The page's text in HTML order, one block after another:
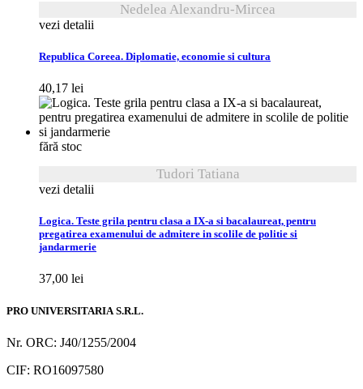
Nedelea Alexandru-Mircea
vezi detalii
Republica Coreea. Diplomatie, economie si cultura
40,17 lei
fără stoc
Tudori Tatiana
vezi detalii
Logica. Teste grila pentru clasa a IX-a si bacalaureat, pentru
pregatirea examenului de admitere in scolile de politie si
jandarmerie
37,00 lei
PRO UNIVERSITARIA S.R.L.
Nr. ORC: J40/1255/2004
CIF: RO16097580